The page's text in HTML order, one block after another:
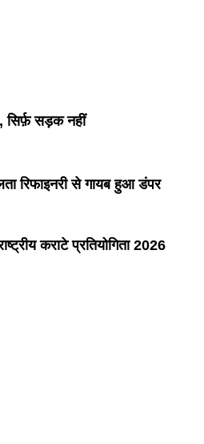
सिर्फ़ सड़क नहीं
रिफाइनरी से गायब हुआ डंपर
कराटे प्रतियोगिता 2026